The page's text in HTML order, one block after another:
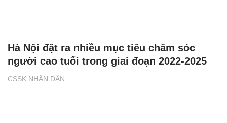
CSSK NHÂN DÂN
Hà Nội đặt ra nhiều mục tiêu chăm sóc
người cao tuổi trong giai đoạn 2022-2025